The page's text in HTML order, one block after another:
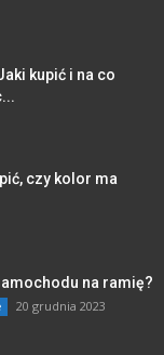
kupić i na co
czy kolor ma
na ramię?
20 grudnia 2023